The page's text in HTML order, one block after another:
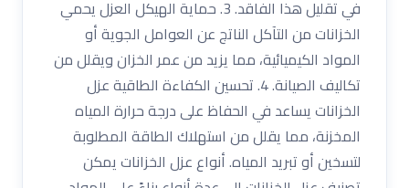
في تقليل هذا الفاقد. 3. حماية الهيكل العزل يحمي
الخزانات من التآكل الناتج عن العوامل الجوية أو
المواد الكيميائية، مما يزيد من عمر الخزان ويقلل من
تكاليف الصيانة. 4. تحسين الكفاءة الطاقية عزل
الخزانات يساعد في الحفاظ على درجة حرارة المياه
المخزنة، مما يقلل من استهلاك الطاقة المطلوبة
لتسخين أو تبريد المياه. أنواع عزل الخزانات يمكن